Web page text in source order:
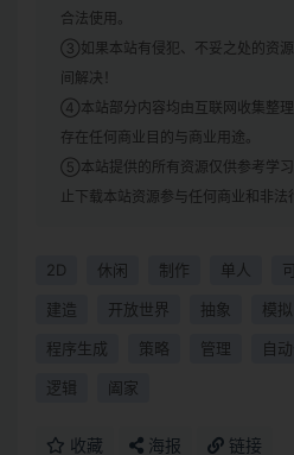
合法使用。
③如果本站有侵犯、不妥之处的资
间解决！
④本站部分内容均由互联网收集整
存在任何商业目的与商业用途。
⑤本站提供的所有资源仅供参考学
止下载本站资源参与任何商业和非
2D 休闲 制作 单人
建造 开放世界 抽象 模拟
程序生成 策略 管理 自
逻辑 阖家
收藏 海报 链接